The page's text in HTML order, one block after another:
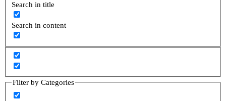
Search in title
Search in content
Filter by Categories